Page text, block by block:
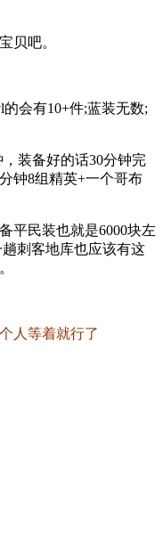
贝吧。
会有10+件;蓝装无数;
装备好的话30分钟完
钟8组精英+一个哥布
民装也就是6000块左
刺客地库也应该有这
人等着就行了